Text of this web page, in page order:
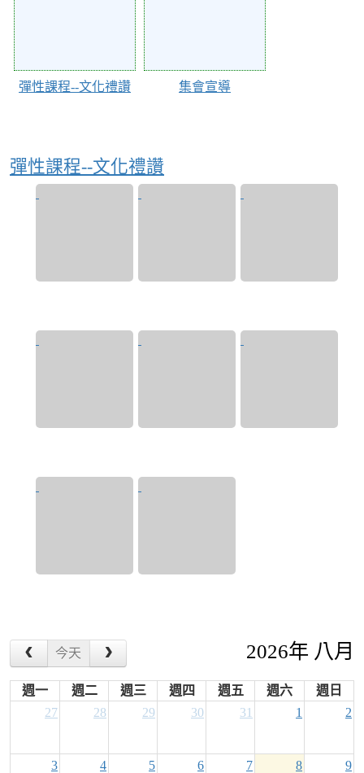
彈性課程--文化禮讚 集會宣導
彈性課程--文化禮讚
今天 2026年 八月
週一 週二 週三 週四 週五 週六
週日
27
28 29 30 31 1 2
3 4 5 6 7 8 9